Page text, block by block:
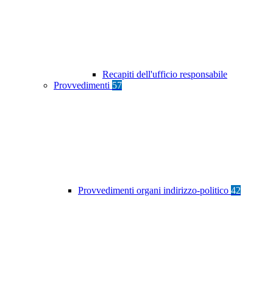
Recapiti dell'ufficio responsabile
Provvedimenti 57
Provvedimenti organi indirizzo-politico 42